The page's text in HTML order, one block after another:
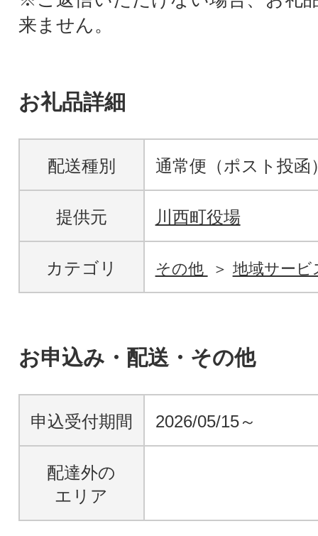
来ません。
お礼品詳細
配送種別 通常便（ポスト投函
提供元 川西町役場
カテゴリ その他 地域サービ
お申込み・配送・その他
申込受付期間 2026/05/15～
配達外の
エリア